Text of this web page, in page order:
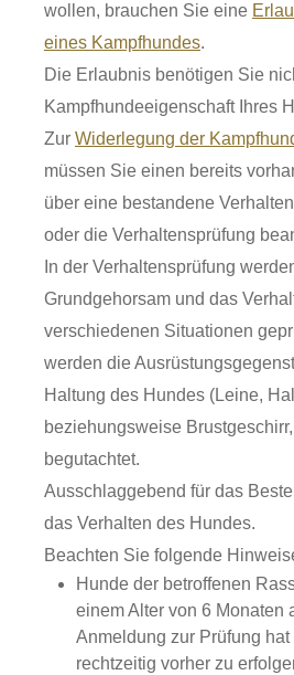
wollen, brauchen Sie eine
eines Kampfhundes.
Die Erlaubnis benötigen Sie
Kampfhundeeigenschaft Ihres
Zur Widerlegung der
müssen Sie einen bereits
über eine bestandene
oder die Verhaltensprüfung
In der Verhaltensprüfung
Grundgehorsam und das
verschiedenen Situationen
werden die
Haltung des Hundes (Leine,
beziehungsweise
begutachtet.
Ausschlaggebend für das
das Verhalten des Hundes.
Beachten Sie folgende
Hunde der betroffenen
einem Alter von 6 Monaten
Anmeldung zur Prüfung
rechtzeitig vorher zu